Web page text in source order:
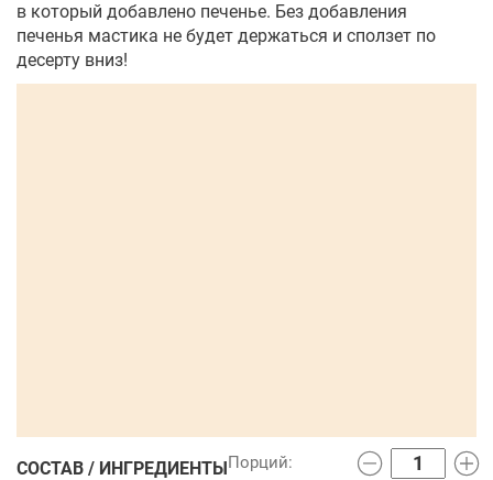
в который добавлено печенье. Без добавления
печенья мастика не будет держаться и сползет по
десерту вниз!
СОСТАВ / ИНГРЕДИЕНТЫ